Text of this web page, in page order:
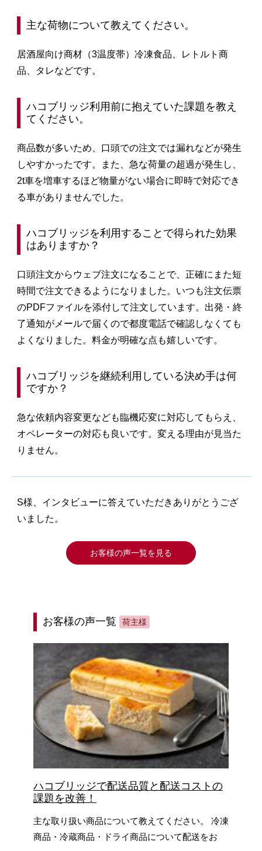
主な荷物について教えてください。
居酒屋向け商材（3温度帯）冷凍食品、レトルト商
品、タレなどです。
ハコブリッジ利用前に抱えていた課題を教え
てください。
商品数が多いため、口頭での注文では漏れなどが発生
しやすかったです。また、急な荷量の超過が発生し、
2t車を増車するほど物量がない場合に即時で対応でき
る車がありませんでした。
ハコブリッジを利用することで得られた効果
はありますか？
口頭注文からウェブ注文になることで、正確にまた短
時間で注文できるようになりました。いつも注文伝票
のPDFファイルを添付して注文しています。出発・終
了通知がメールで届くので都度電話で確認しなくても
よくなりました。料金が明確な点も嬉しいです。
ハコブリッジを継続利用している決め手は何
ですか？
急な依頼内容変更なども臨機応変に対応してもらえ、
オペレーターの対応も良いです。変える理由が見当た
りません。
S様、インタビューに答えていただきありがとうござ
いました。
お客様の声一覧を見る
お客様の声一覧 荷主様
ハコブリッジで配送品質と配送コストの
課題を改善！
主な取り扱い商品について教えてください。 冷凍
商品・冷蔵商品・ドライ商品について配送をお